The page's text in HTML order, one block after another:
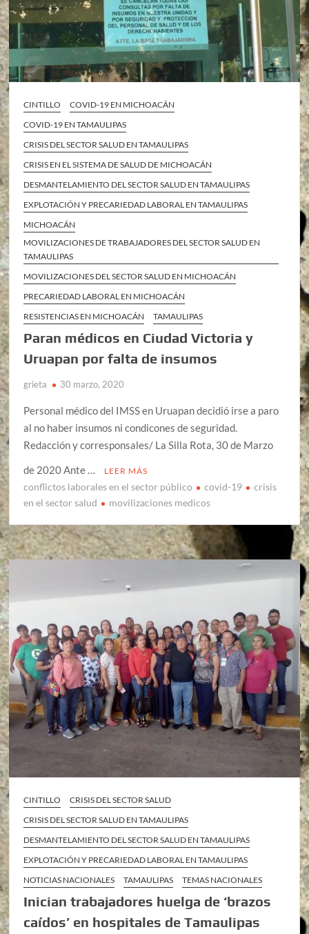
CINTILLO
COVID-19 EN MICHOACÁN
COVID-19 EN TAMAULIPAS
CRISIS DEL SECTOR SALUD EN TAMAULIPAS
CRISIS EN EL SISTEMA DE SALUD DE MICHOACÁN
DESMANTELAMIENTO DEL SECTOR SALUD EN TAMAULIPAS
EXPLOTACIÓN Y PRECARIEDAD LABORAL EN TAMAULIPAS
MICHOACÁN
MOVILIZACIONES DE TRABAJADORES DEL SECTOR SALUD EN
TAMAULIPAS
MOVILIZACIONES DEL SECTOR SALUD EN MICHOACÁN
PRECARIEDAD LABORAL EN MICHOACÁN
RESISTENCIAS EN MICHOACÁN
TAMAULIPAS
Paran médicos en Ciudad Victoria y
Uruapan por falta de insumos
grieta 30 marzo, 2020
Personal médico del IMSS en Uruapan decidió irse a paro
al no haber insumos ni condicones de seguridad.
Redacción y corresponsales/ La Silla Rota, 30 de Marzo
de 2020 Ante …
LEER MÁS
conflictos laborales en el sector público covid-19
crisis
en el sector salud
movilizaciones medicos
CINTILLO
CRISIS DEL SECTOR SALUD
CRISIS DEL SECTOR SALUD EN TAMAULIPAS
DESMANTELAMIENTO DEL SECTOR SALUD EN TAMAULIPAS
EXPLOTACIÓN Y PRECARIEDAD LABORAL EN TAMAULIPAS
NOTICIAS NACIONALES
TAMAULIPAS TEMAS NACIONALES
Inician trabajadores huelga de ‘brazos
caídos’ en hospitales de Tamaulipas